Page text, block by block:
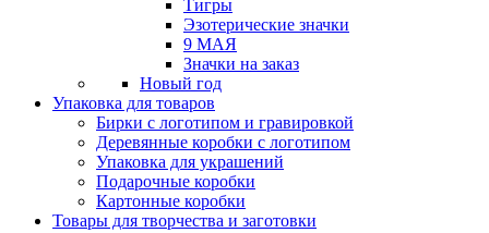
Тигры
Эзотерические значки
9 МАЯ
Значки на заказ
Новый год
Упаковка для товаров
Бирки с логотипом и гравировкой
Деревянные коробки с логотипом
Упаковка для украшений
Подарочные коробки
Картонные коробки
Товары для творчества и заготовки